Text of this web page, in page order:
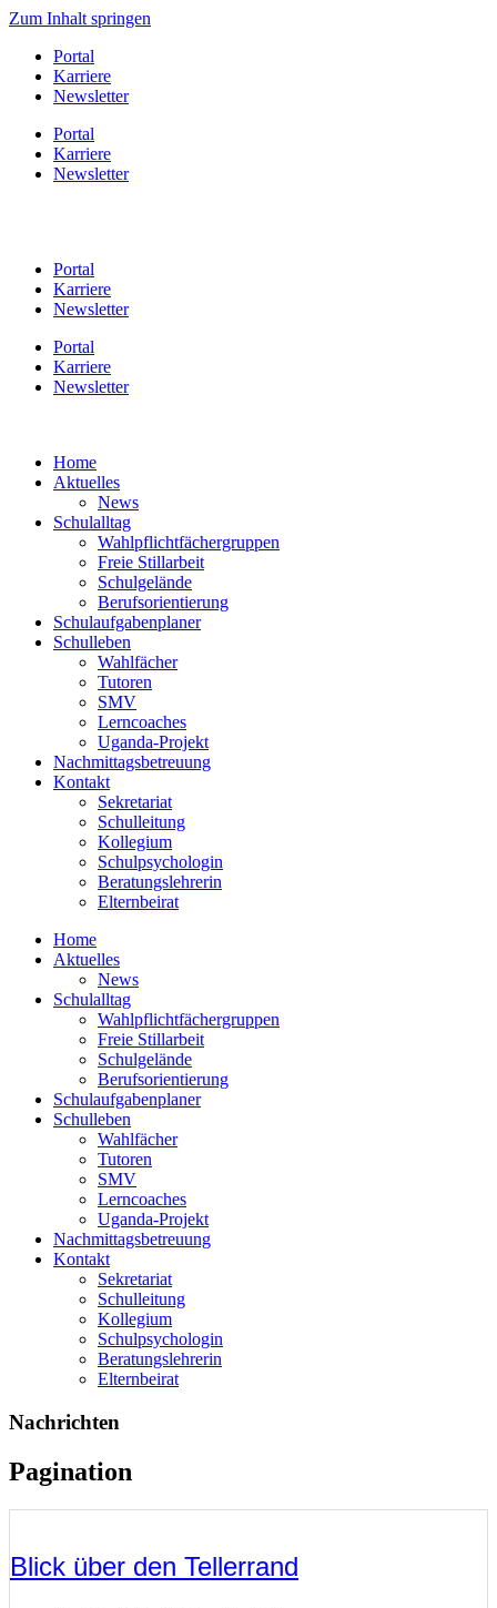
Zum Inhalt springen
Portal
Karriere
Newsletter
Portal
Karriere
Newsletter
Portal
Karriere
Newsletter
Portal
Karriere
Newsletter
Home
Aktuelles
News
Schulalltag
Wahlpflichtfächergruppen
Freie Stillarbeit
Schulgelände
Berufsorientierung
Schulaufgabenplaner
Schulleben
Wahlfächer
Tutoren
SMV
Lerncoaches
Uganda-Projekt
Nachmittagsbetreuung
Kontakt
Sekretariat
Schulleitung
Kollegium
Schulpsychologin
Beratungslehrerin
Elternbeirat
Home
Aktuelles
News
Schulalltag
Wahlpflichtfächergruppen
Freie Stillarbeit
Schulgelände
Berufsorientierung
Schulaufgabenplaner
Schulleben
Wahlfächer
Tutoren
SMV
Lerncoaches
Uganda-Projekt
Nachmittagsbetreuung
Kontakt
Sekretariat
Schulleitung
Kollegium
Schulpsychologin
Beratungslehrerin
Elternbeirat
Nachrichten
Pagination
Blick über den Tellerrand